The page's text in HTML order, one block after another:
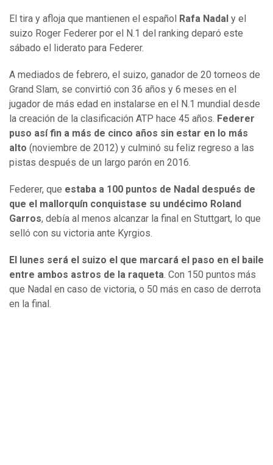
El tira y afloja que mantienen el español Rafa Nadal y el
suizo Roger Federer por el N.1 del ranking deparó este
sábado el liderato para Federer.
A mediados de febrero, el suizo, ganador de 20 torneos de
Grand Slam, se convirtió con 36 años y 6 meses en el
jugador de más edad en instalarse en el N.1 mundial desde
la creación de la clasificación ATP hace 45 años. Federer
puso así fin a más de cinco años sin estar en lo más
alto (noviembre de 2012) y culminó su feliz regreso a las
pistas después de un largo parón en 2016.
Federer, que estaba a 100 puntos de Nadal después de
que el mallorquín conquistase su undécimo Roland
Garros, debía al menos alcanzar la final en Stuttgart, lo que
selló con su victoria ante Kyrgios.
El lunes será el suizo el que marcará el paso en el baile
entre ambos astros de la raqueta. Con 150 puntos más
que Nadal en caso de victoria, o 50 más en caso de derrota
en la final.